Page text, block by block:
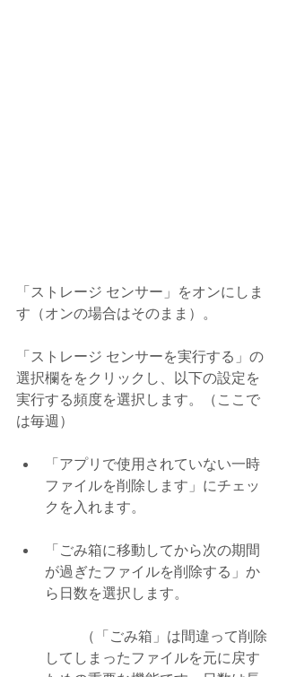
「ストレージ センサー」をオンにしま
す（オンの場合はそのまま）。
「ストレージ センサーを実行する」の
選択欄ををクリックし、以下の設定を
実行する頻度を選択します。（ここで
は毎週）
「アプリで使用されていない一時
ファイルを削除します」にチェッ
クを入れます。
「ごみ箱に移動してから次の期間
が過ぎたファイルを削除する」か
ら日数を選択します。
してしまったファイルを元に戻す